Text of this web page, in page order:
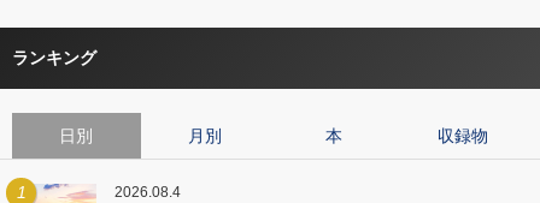
ランキング
日別 月別 本 収録物
1 2026.08.4